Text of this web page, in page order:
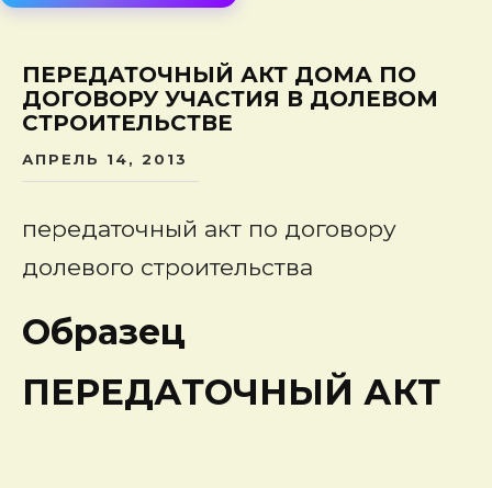
ПЕРЕДАТОЧНЫЙ АКТ ДОМА ПО
ДОГОВОРУ УЧАСТИЯ В ДОЛЕВОМ
СТРОИТЕЛЬСТВЕ
АПРЕЛЬ 14, 2013
передаточный акт по договору
долевого строительства
Образец
ПЕРЕДАТОЧНЫЙ АКТ